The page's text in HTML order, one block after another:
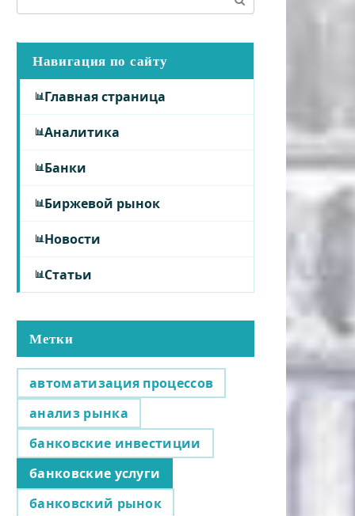
Навигация по сайту
Главная страница
Аналитика
Банки
Биржевой рынок
Новости
Статьи
Метки
автоматизация процессов
анализ рынка
банковские инвестиции
банковские услуги
банковский рынок